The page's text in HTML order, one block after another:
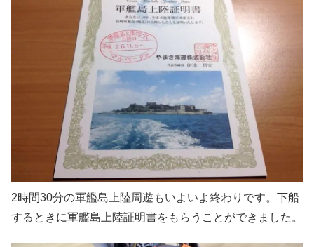
2時間30分の軍艦島上陸周遊もいよいよ終わりです。下船
するときに軍艦島上陸証明書をもらうことができました。